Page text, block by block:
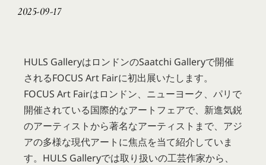
2025-09-17
HULS GalleryはロンドンのSaatchi Galleryで開催
されるFOCUS Art Fairに初出展いたします。
FOCUS Art Fairはロンドン、ニューヨーク、パリで
開催されている国際的なアートフェアで、新進気鋭
のアーティストから著名なアーティストまで、アジ
アの多様な現代アートに焦点を当て紹介していま
す。HULS Galleryでは取り扱いの工芸作家から、